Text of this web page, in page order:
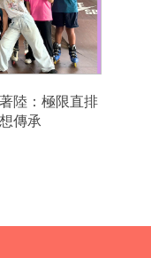
陸：極限直排
傳承